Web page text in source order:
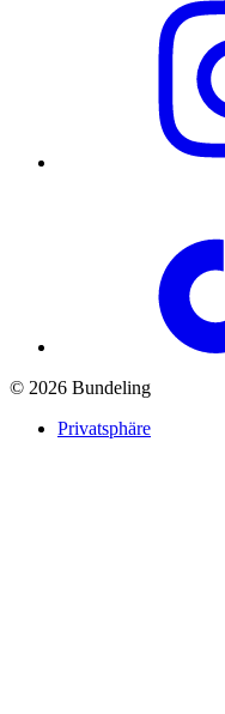
© 2026 Bundeling
Privatsphäre